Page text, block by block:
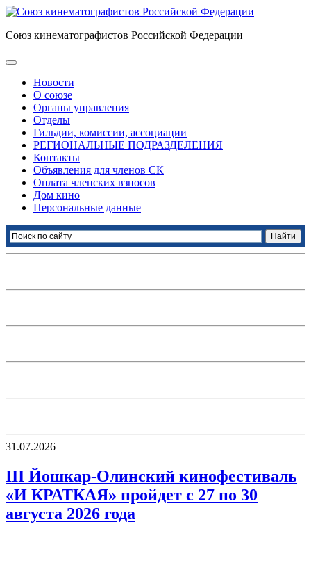
Союз кинематографистов Российской Федерации
Новости
О союзе
Органы управления
Отделы
Гильдии, комиссии, ассоциации
РЕГИОНАЛЬНЫЕ ПОДРАЗДЕЛЕНИЯ
Контакты
Объявления для членов СК
Оплата членских взносов
Дом кино
Персональные данные
31.07.2026
III Йошкар-Олинский кинофестиваль
«И КРАТКАЯ» пройдет с 27 по 30
августа 2026 года